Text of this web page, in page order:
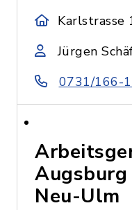
Karlstrasse
Jürgen
0731/166-
Augsburg
Neu-Ulm